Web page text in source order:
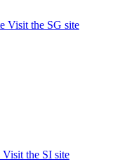
Visit the SG site
Visit the SI site